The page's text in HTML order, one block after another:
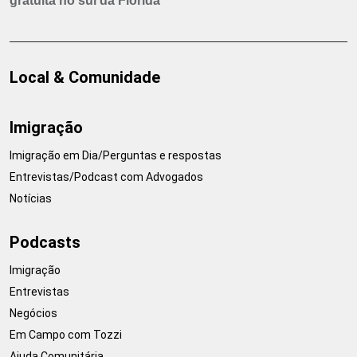
Local & Comunidade
Imigração
Imigração em Dia/Perguntas e respostas
Entrevistas/Podcast com Advogados
Notícias
Podcasts
Imigração
Entrevistas
Negócios
Em Campo com Tozzi